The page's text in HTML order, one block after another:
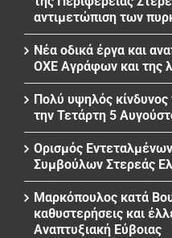
αντιμετώπιση των
Νέα οδικά έργα και
ΟΧΕ Αγράφων και της
Πολύ υψηλός κίνδυνος
την Τετάρτη 5
Ορισμός
Συμβούλων Στερεάς
Μαρκόπουλος κατά
καθυστερήσεις και
Αναπτυξιακή Εύβοιας